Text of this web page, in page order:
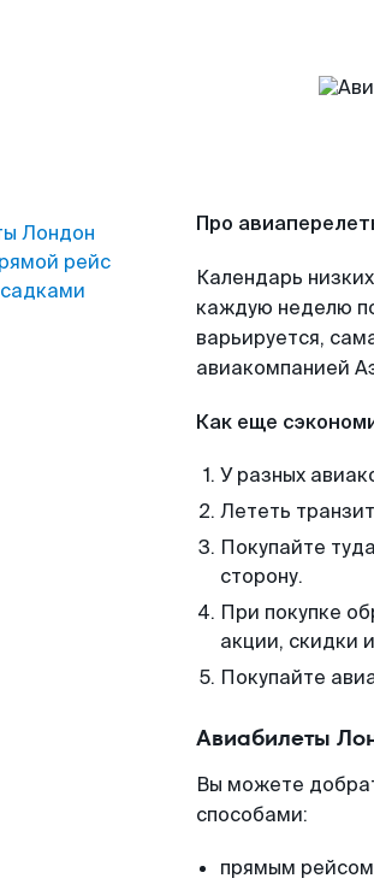
Лондон
рейс
Про
Календарь
каждую неделю
варьируется,
авиакомпанией
Как еще
У разных
Лететь
Покупайте
сторону.
При покупке
акции, скидки
Покупайте
Авиабилеты
Вы можете
способами:
прямым рейсом